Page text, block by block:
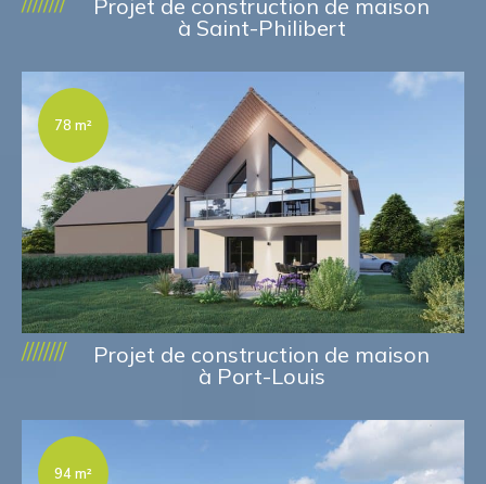
Projet de construction de maison
à Saint-Philibert
78 m²
////////
Projet de construction de maison
à Port-Louis
94 m²